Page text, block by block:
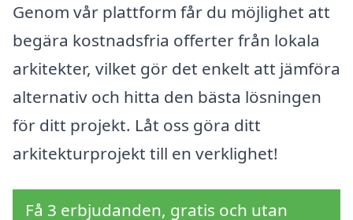
Genom vår plattform får du möjlighet att
begära kostnadsfria offerter från lokala
arkitekter, vilket gör det enkelt att jämföra
alternativ och hitta den bästa lösningen
för ditt projekt. Låt oss göra ditt
arkitekturprojekt till en verklighet!
Få 3 erbjudanden, gratis och utan